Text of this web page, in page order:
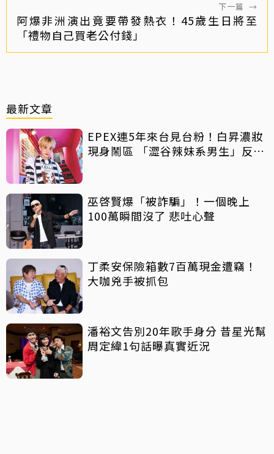
下一篇 →
阿爆非洲演出竟要帶發熱衣！45歲生日將至
「禮物自己買老公付錢」
最新文章
EPEX連5年來台見台粉！白昇濃妝
現身鬧區 「澀谷辣妹系男生」反差
巫啓賢爆「被詐騙」！一個晚上
100萬瞬間沒了 悲吐心聲
丁柔安保險箱數7百萬現金遭竊！
大咖兇手被抓包
潘裕文告別20年歌手身分 昔星光幫
周定緯1句話曝真實近況